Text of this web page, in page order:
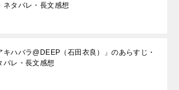
ネタバレ・長文感想
キハバラ@DEEP（石田衣良）」のあらすじ・
バレ・長文感想